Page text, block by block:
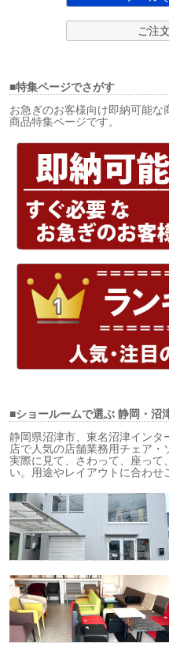
ご注
■特集ページでさがす
お急ぎのお客様向け即納可能
商品特集ページです。
■ショールームで選ぶ静岡・沼
静岡県沼津市、東名沼津インタ
店で人気の店舗業務用チェア・
実際に見て、さわって、座って
い。用途やレイアウトに合わせ